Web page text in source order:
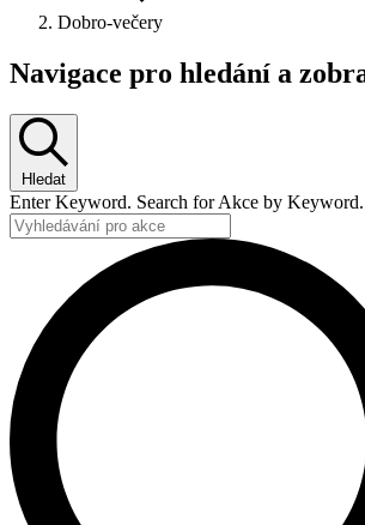
Dobro-večery
Navigace pro hledání a
Hledat
Enter Keyword. Search for Akce by Keyword.